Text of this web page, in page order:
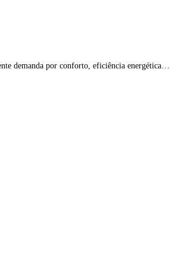
demanda por conforto, eficiência energética…